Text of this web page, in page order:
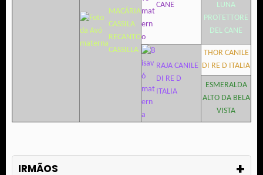
MACÁRIA
CASSILA
RECANTO
CASSILLA
CANE
LUNA
PROTETTORE
DEL CANE
RAJA CANILE
DI RE D
ITALIA
THOR CANILE
DI RE D ITALIA
ESMERALDA
ALTO DA BELA
VISTA
IRMÃOS +